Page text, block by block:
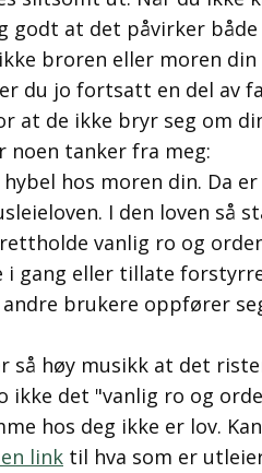
godt at det påvirker
broren eller moren
du jo fortsatt en del av
at de ikke bryr seg om
noen tanker fra meg:
hos moren din. Da
I den loven så
vanlig ro og
i gang eller tillate
brukere oppfører
så høy musikk at det
ikke det "vanlig ro og
hos deg ikke er lov.
link til hva som er